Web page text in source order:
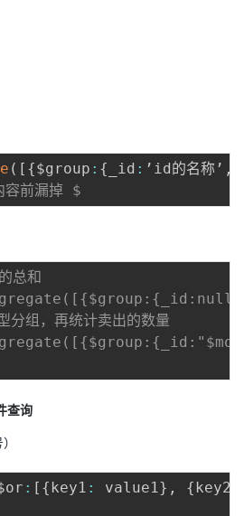
( [ {$group : { _id : ’id的名称’ ,
前漏掉 $
总和
分组，再统计卖出的数量
查询
: [ {key1 : value1 } , {key2